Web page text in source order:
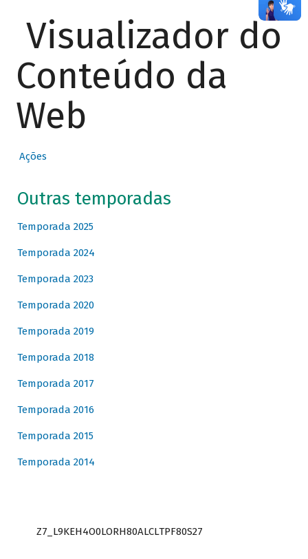
Visualizador do
Conteúdo da
Web
Ações
Outras temporadas
Temporada 2025
Temporada 2024
Temporada 2023
Temporada 2020
Temporada 2019
Temporada 2018
Temporada 2017
Temporada 2016
Temporada 2015
Temporada 2014
Z7_L9KEH4O0LORH80ALCLTPF80S27